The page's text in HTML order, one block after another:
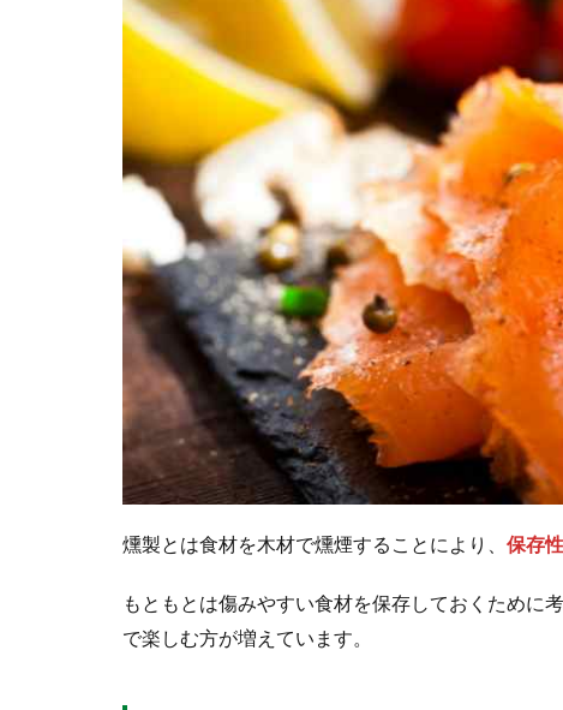
プ
2
心
者
＂
す
す
食
材
2.1
おす
食材
2.1.1
2.1.2
たまご
燻製とは食材を木材で燻煙することにより、 保存
もともとは傷みやすい食材を保存しておくために
で楽しむ方が増えています。